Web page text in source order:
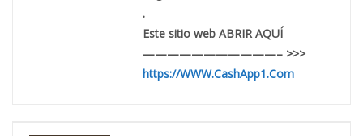
.
Este sitio web ABRIR AQUÍ
———————————– >>>
https://WWW.CashApp1.Com